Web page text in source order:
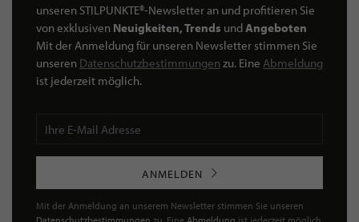
unseren STILPUNKTE®-Newsletter an und profitieren Sie
von exklusiven Neuigkeiten, Trends undAngeboten
Mit der Anmeldung für unseren Newsletter stimmen Sie
unseren Datenschutzbestimmungen zu. Eine Abmeldung
ist jederzeit möglich.
ANMELDEN
Mit der Anmeldung an unserem Newsletter stimmen Sie unseren